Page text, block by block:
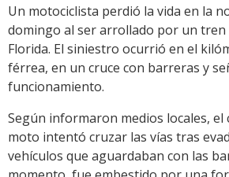
Un motociclista perdió la vida en la
domingo al ser arrollado por un tren
Florida. El siniestro ocurrió en el
férrea, en un cruce con barreras y
funcionamiento.
Según informaron medios locales, el
moto intentó cruzar las vías tras
vehículos que aguardaban con las